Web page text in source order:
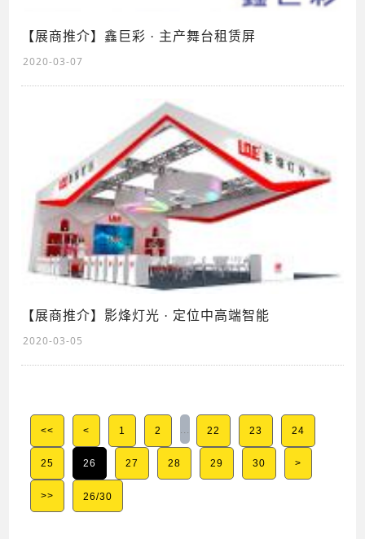
【展商推介】鑫巨彩 · 主产舞台租赁屏
2020-03-07
【展商推介】影烽灯光 · 定位中高端智能
2020-03-05
<< < 1 2 ... 22 23 24
25 26 27 28 29 30 >
>> 26/30